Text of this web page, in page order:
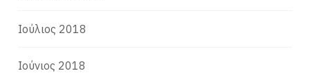
Ιούλιος 2018
Ιούνιος 2018